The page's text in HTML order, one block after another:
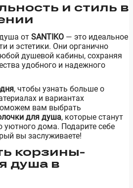
и стиль в
от SANTIKO — это идеальное
и эстетики. Они органично
душевой кабины, сохраняя
удобного и надежного
, чтобы узнать больше о
и вариантах
вам выбрать
для душа, которые станут
дома. Подарите себе
вы заслуживаете!
корзины-
душа в